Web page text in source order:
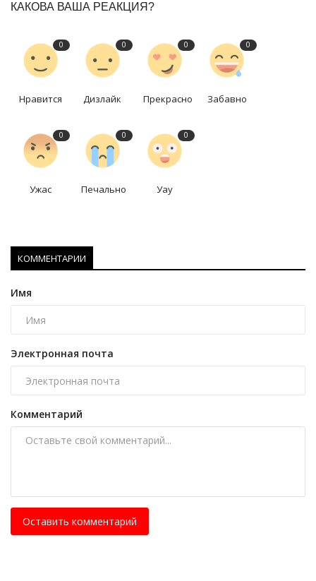
КАКОВА ВАША РЕАКЦИЯ?
0
Нравится
0
Дизлайк
0
Прекрасно
0
Забавно
0
Ужас
0
Печально
0
Уау
КОММЕНТАРИИ
Имя
Электронная почта
Комментарий
Оставить комментарий